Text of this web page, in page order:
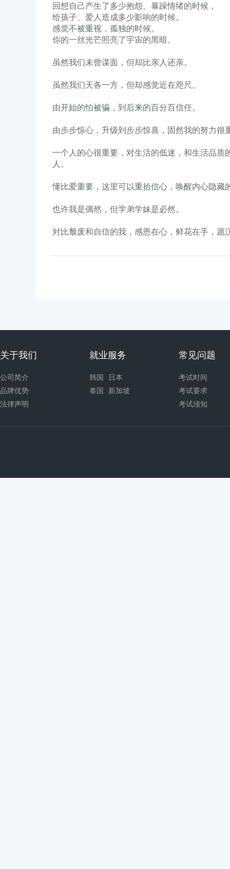
回想自己产生了多少抱怨、暴躁情绪的时候，
给孩子、爱人造成多少影响的时候。
感觉不被重视，孤独的时候。
你的一丝光芒照亮了宇宙的黑暗。
虽然我们未曾谋面，但却比亲人还亲。
虽然我们天各一方，但却感觉近在咫尺。
由开始的怕被骗，到后来的百分百信任。
由步步惊心，升级到步步惊喜，固然我的努力
一个人的心很重要，对生活的低迷，和生活品
人。
懂比爱重要，这里可以重拾信心，唤醒内心隐藏
也许我是偶然，但学弟学妹是必然。
对比颓废和自信的我，感恩在心，鲜花在手，愿
关于我们
公司简介
品牌优势
法律声明
就业服务
韩国
日本
泰国
新加坡
常见问题
考试时间
考试要求
考试须知